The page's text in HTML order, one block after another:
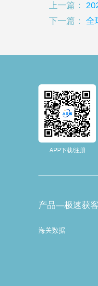
上一篇：
下一篇： 全
APP下载/注册
产品—极速获客
海关数据